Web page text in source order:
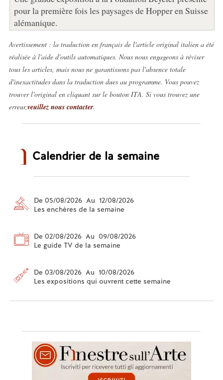
pour la première fois les paysages de Hopper en Suisse
alémanique.
Avertissement : la traduction en français de l'article original italien a été
réalisée à l'aide d'outils automatiques. Nous nous engageons à réviser
tous les articles, mais nous ne garantissons pas l'absence totale
d'inexactitudes dans la traduction dues au programme. Vous pouvez
trouver l'original en cliquant sur le bouton ITA. Si vous trouvez une
erreur,veuillez nous contacter.
Calendrier de la semaine
De 05/08/2026 Au 12/08/2026
Les enchères de la semaine
De 02/08/2026 Au 09/08/2026
Le guide TV de la semaine
De 03/08/2026 Au 10/08/2026
Les expositions qui ouvrent cette semaine